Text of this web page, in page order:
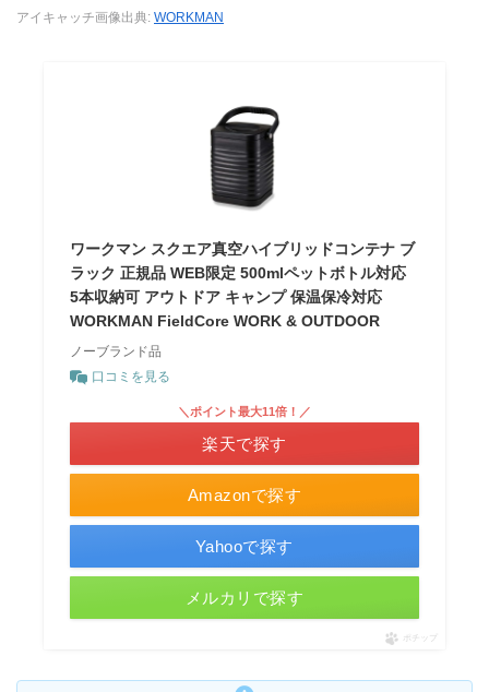
アイキャッチ画像出典: WORKMAN
ワークマン スクエア真空ハイブリッドコンテナ ブ
ラック 正規品 WEB限定 500mlペットボトル対応
5本収納可 アウトドア キャンプ 保温保冷対応
WORKMAN FieldCore WORK & OUTDOOR
ノーブランド品
口コミを見る
Amazonで探す
＼ポイント最大11倍！／
楽天で探す
Yahooで探す
メルカリで探す
ポチップ